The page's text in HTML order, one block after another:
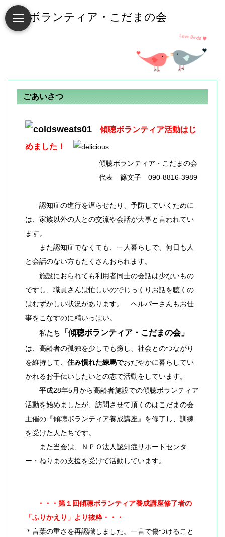
ごあいさつ
傾聴ボランティア活動はじ
めました！
傾聴ボランティア・こだまの会
代表 篠文子090-8816-3989
認知症の進行を遅らせたり、予防していくために
は、家族以外の人との交流や会話が大事と言われてい
ます。
また認知症でなくても、一人暮らしで、何日も人
と会話のない方もたくさんおられます。
施設におられても利用者同士の会話は少ないもの
ですし、職員さんは忙しいのでじっくりお話を聴くの
はむずかしい状況があります。 ヘルパーさんもお仕
事をこなすのに精いっぱい。
私たち 「傾聴ボランティア・こだまの会」
は、高齢者の孤独を少しでも癒し、社会とのつながり
を維持して、住み慣れた練馬でおだやかに暮らしてい
かれるお手伝いしたいとの志で活動をしています。
平成28年5月から高齢者施設での傾聴ボランティア
活動を始めましたが、訪問させて頂くのはこだまの会
主催の『傾聴ボランティア養成講座』を修了し、訓練
を受けた人たちです。
また当会は、ＮＰＯ法人認知症サポートセンタ
ー・ねりまの支援を受けて活動しています。
・・・第１回傾聴ボランティア養成講座修了者の
「ふりかえり」より抜粋・・・
＊言葉の重さを再認識しました。一言で傷つけること